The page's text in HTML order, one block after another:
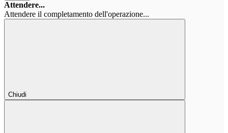
Attendere...
Attendere il completamento dell'operazione...
Chiudi